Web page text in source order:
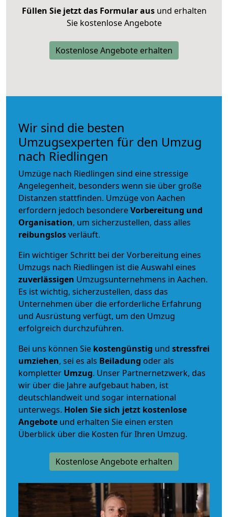
Füllen Sie jetzt das Formular ausund erhalten
Sie kostenlose Angebote
Kostenlose Angebote erhalten
Wir sind die besten
Umzugsexperten für den Umzug
nach Riedlingen
Umzüge nach Riedlingen sind eine stressige
Angelegenheit, besonders wenn sie über große
Distanzen stattfinden. Umzüge von Aachen
erfordern jedoch besondereVorbereitung und
Organisation, um sicherzustellen, dass alles
reibungslosverläuft.
Ein wichtiger Schritt bei der Vorbereitung eines
Umzugs nach Riedlingen ist die Auswahl eines
zuverlässigen Umzugsunternehmens in Aachen.
Es ist wichtig, sicherzustellen, dass das
Unternehmen über die erforderliche Erfahrung
und Ausrüstung verfügt, um den Umzug
erfolgreich durchzuführen.
Bei uns können Sie kostengünstig und stressfrei
umziehen, sei es als Beiladung oder als
kompletter Umzug. Unser Partnernetzwerk, das
wir über die Jahre aufgebaut haben, ist
deutschlandweit und sogar international
unterwegs. Holen Sie sich jetzt kostenlose
Angebote und erhalten Sie einen ersten
Überblick über die Kosten für Ihren Umzug.
Kostenlose Angebote erhalten